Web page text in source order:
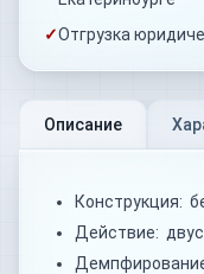
✓Отгрузка
Описание
Конструкция:
Действие: